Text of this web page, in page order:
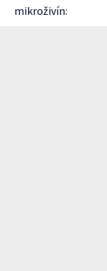
mikroživín: